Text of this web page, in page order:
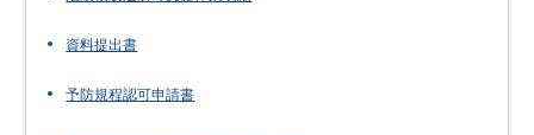
資料提出書
予防規程認可申請書